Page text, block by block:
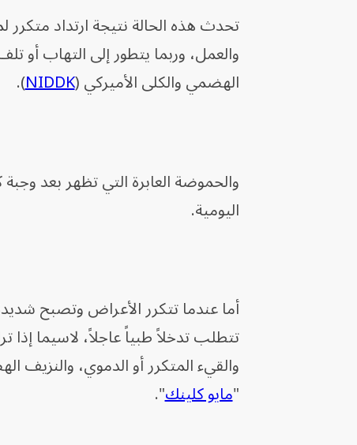
تحدث هذه الحالة نتيجة ارتداد متكرر
والعمل، وربما يتطور إلى التهاب أو
الهضمي والكلى الأميركي (NIDDK
).
والحموضة العابرة التي تظهر بعد
اليومية.
أما عندما تتكرر الأعراض وتصبح
تتطلب تدخلاً طبياً عاجلاً، لاسيما إذا
والقيء المتكرر أو الدموي، والنزيف
"مايو كلينك".